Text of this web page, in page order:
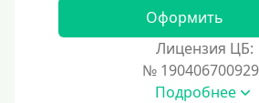
Виза (Visa)
Оформить
Лицензия ЦБ:
№
Подробнее